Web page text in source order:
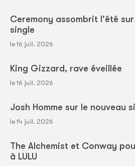
Ceremony assombrit l'été
single
le 16 juil. 2026
King Gizzard, rave éveillée
le 16 juil. 2026
Josh Homme sur le nouveau
le 14 juil. 2026
The Alchemist et Conway
à LULU